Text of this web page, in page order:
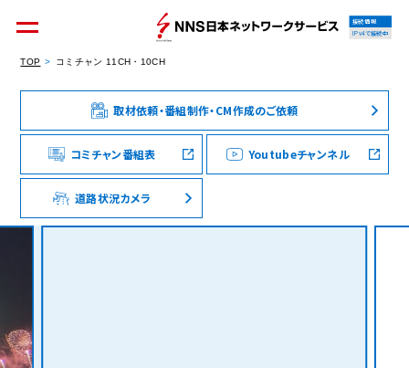
個人のお客様 集合住宅オーナーの方
法人のお客様 料金シミュレーション
接続情報
IPv4で接続中
TOP コミチャン 11CH・10CH
取材依頼・番組制作・CM作成のご依頼
コミチャン番組表 Youtubeチャンネル
道路状況カメラ